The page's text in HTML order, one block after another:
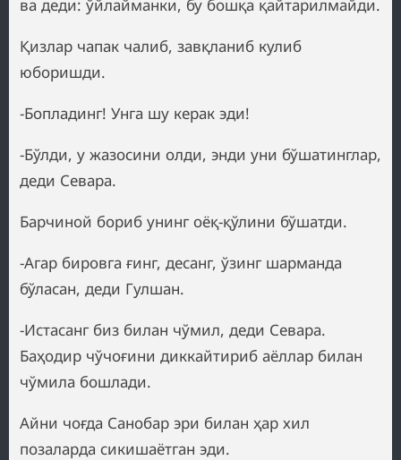
ва деди: ўйлайманки, бу бошқа қайтарилмайди.
Қизлар чапак чалиб, завқланиб кулиб
юборишди.
-Бопладинг! Унга шу керак эди!
-Бўлди, у жазосини олди, энди уни бўшатинглар,
деди Севара.
Барчиной бориб унинг оёқ-қўлини бўшатди.
-Агар бировга ғинг, десанг, ўзинг шарманда
бўласан, деди Гулшан.
-Истасанг биз билан чўмил, деди Севара.
Баҳодир чўчоғини диккайтириб аёллар билан
чўмила бошлади.
Айни чоғда Санобар эри билан ҳар хил
позаларда сикишаётган эди.